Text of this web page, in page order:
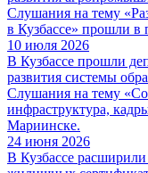
Слушания на тему
в Кузбассе» прошли
10 июля 2026
В Кузбассе прошли
развития системы
Слушания на тему
инфраструктура,
Мариинске.
24 июня 2026
В Кузбассе